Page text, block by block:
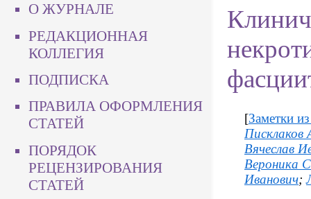
О ЖУРНАЛЕ
РЕДАКЦИОННАЯ
КОЛЛЕГИЯ
ПОДПИСКА
ПРАВИЛА ОФОРМЛЕНИЯ
СТАТЕЙ
ПОРЯДОК
РЕЦЕНЗИРОВАНИЯ
СТАТЕЙ
[Заметки
Писклаков
Вячеслав
Вероника
Иванович;